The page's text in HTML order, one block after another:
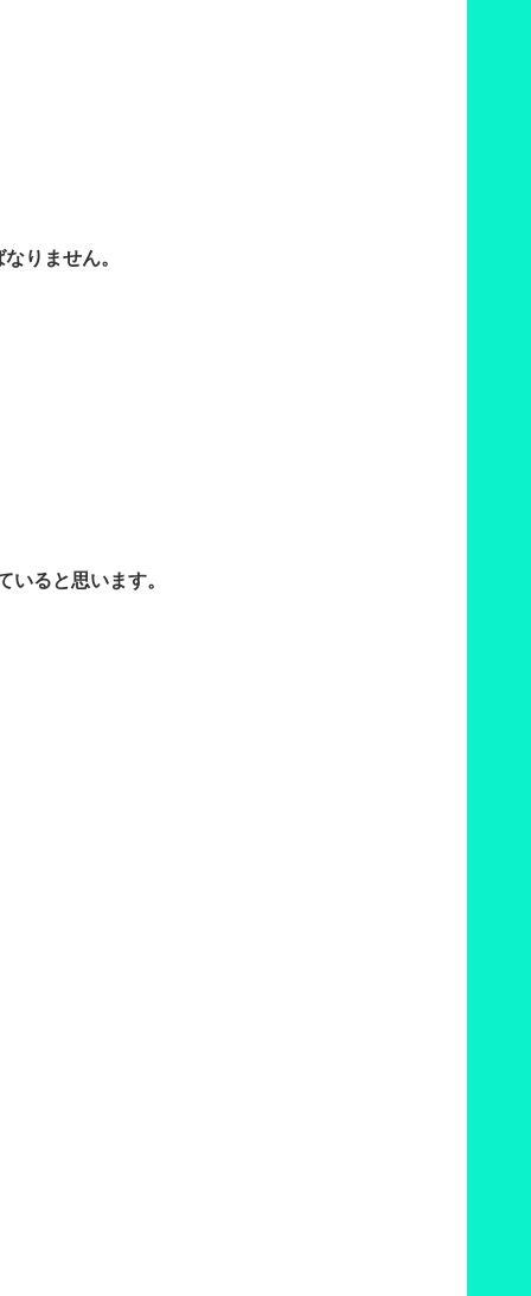
りません。
ると思います。